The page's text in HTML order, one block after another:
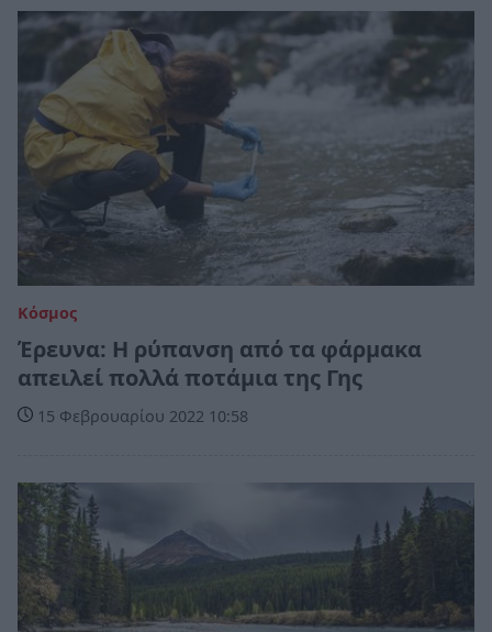
Κόσμος
Έρευνα: Η ρύπανση από τα φάρμακα
απειλεί πολλά ποτάμια της Γης
15 Φεβρουαρίου 2022 10:58